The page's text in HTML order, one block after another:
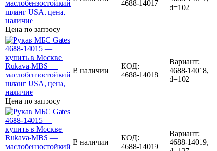
Цена по запросу
4688-14017
d=102
Цена по запросу
В наличии
КОД:
4688-14018
Вариант:
4688-14018,
d=102
В наличии
КОД:
4688-14019
Вариант:
4688-14019,